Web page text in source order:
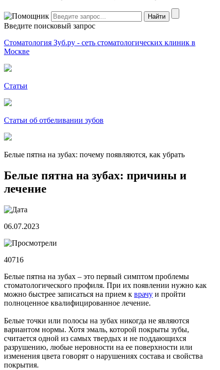
Введите поисковый запрос
Стоматология Зуб.ру - сеть стоматологических клиник в
Москве
Статьи
Статьи об отбеливании зубов
Белые пятна на зубах: почему появляются, как убрать
Белые пятна на зубах: причины и
лечение
06.07.2023
40716
Белые пятна на зубах – это первый симптом проблемы
стоматологического профиля. При их появлении нужно как
можно быстрее записаться на прием к врачу и пройти
полноценное квалифицированное лечение.
Белые точки или полосы на зубах никогда не являются
вариантом нормы. Хотя эмаль, которой покрыты зубы,
считается одной из самых твердых и не поддающихся
разрушению, любые неровности на ее поверхности или
изменения цвета говорят о нарушениях состава и свойства
покрытия.